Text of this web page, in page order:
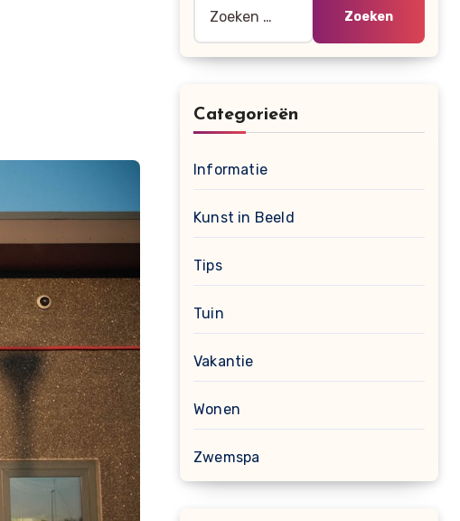
naar:
Categorieën
Informatie
Kunst in Beeld
Tips
Tuin
Vakantie
Wonen
Zwemspa